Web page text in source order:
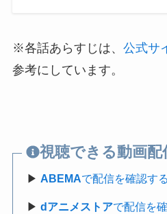
※各話あらすじは、 公式サ
参考にしています。
視聴できる動画配
▶ABEMAで配信を確認する
▶dアニメストアで配信を